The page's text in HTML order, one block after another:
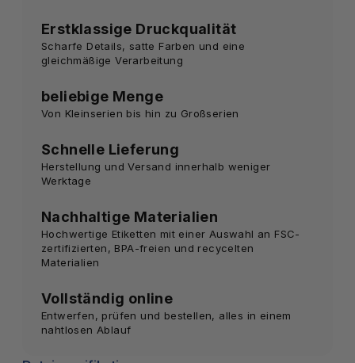
Erstklassige Druckqualität
Scharfe Details, satte Farben und eine
gleichmäßige Verarbeitung
beliebige Menge
Von Kleinserien bis hin zu Großserien
Schnelle Lieferung
Herstellung und Versand innerhalb weniger
Werktage
Nachhaltige Materialien
Hochwertige Etiketten mit einer Auswahl an FSC-
zertifizierten, BPA-freien und recycelten
Materialien
Vollständig online
Entwerfen, prüfen und bestellen, alles in einem
nahtlosen Ablauf